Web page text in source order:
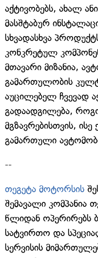
აქტივობებს, ახალ
მასშტაბურ
სხვადასხვა
კონკრეტულ
მთავარი მიზანია,
გამართულობის
აუცილებელ ჩვევად
გადაადგილება,
მგზავრებისთვის,
გამართული
--
თეგეტა მოტორსის
შემავალი კომპანია
წლიდან ოპერირებს
სატვირთო და
სერვისის